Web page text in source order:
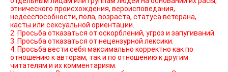
этнического происхождения, вероисповедания,
недееспособности, пола, возраста, статуса ветерана,
касты или сексуальной ориентации.
2. Просьба отказаться от оскорблений, угроз и запугиваний.
3. Просьба отказаться от нецензурной лексики.
4. Просьба вести себя максимально корректно как по
отношению к авторам, так и по отношению к другим
читателям и их комментариям.